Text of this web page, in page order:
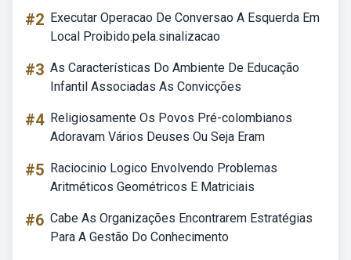
#2 Executar Operacao De Conversao A Esquerda Em
Local Proibido.pela.sinalizacao
#3 As Características Do Ambiente De Educação
Infantil Associadas As Convicções
#4 Religiosamente Os Povos Pré-colombianos
Adoravam Vários Deuses Ou Seja Eram
#5 Raciocinio Logico Envolvendo Problemas
Aritméticos Geométricos E Matriciais
#6 Cabe As Organizações Encontrarem Estratégias
Para A Gestão Do Conhecimento